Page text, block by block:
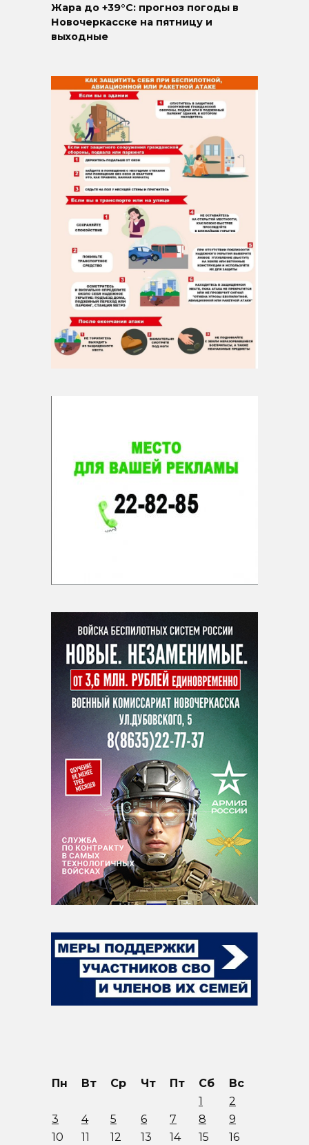
Жара до +39°C: прогноз погоды в
Новочеркасске на пятницу и
выходные
Пн Вт Ср Чт Пт Сб
Вс
1
2
3
4 5 6 7 8
9
10
11 12 13 14 15
16